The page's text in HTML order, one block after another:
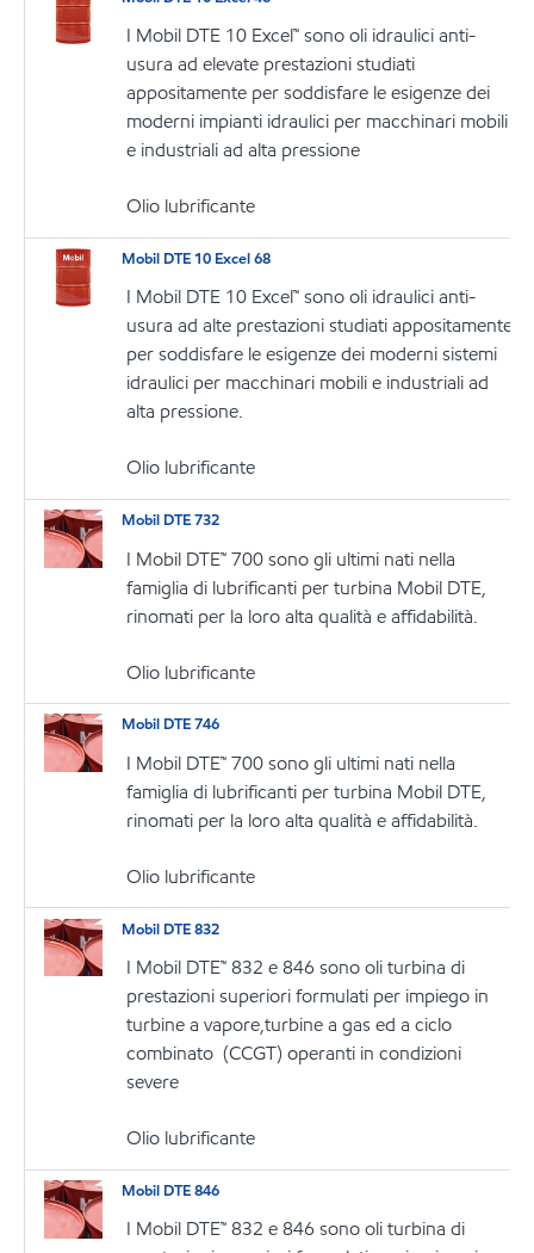
I Mobil DTE 10 Excel™ sono oli idraulici anti-
usura ad elevate prestazioni studiati
appositamente per soddisfare le esigenze dei
moderni impianti idraulici per macchinari mobili
e industriali ad alta pressione
Olio lubrificante
Mobil DTE 10 Excel 68
I Mobil DTE 10 Excel™ sono oli idraulici anti-
usura ad alte prestazioni studiati appositamente
per soddisfare le esigenze dei moderni sistemi
idraulici per macchinari mobili e industriali ad
alta pressione.
Olio lubrificante
Mobil DTE 732
I Mobil DTE™ 700 sono gli ultimi nati nella
famiglia di lubrificanti per turbina Mobil DTE,
rinomati per la loro alta qualità e affidabilità.
Olio lubrificante
Mobil DTE 746
I Mobil DTE™ 700 sono gli ultimi nati nella
famiglia di lubrificanti per turbina Mobil DTE,
rinomati per la loro alta qualità e affidabilità.
Olio lubrificante
Mobil DTE 832
I Mobil DTE™ 832 e 846 sono oli turbina di
prestazioni superiori formulati per impiego in
turbine a vapore,turbine a gas ed a ciclo
combinato (CCGT) operanti in condizioni
severe
Olio lubrificante
Mobil DTE 846
I Mobil DTE™ 832 e 846 sono oli turbina di